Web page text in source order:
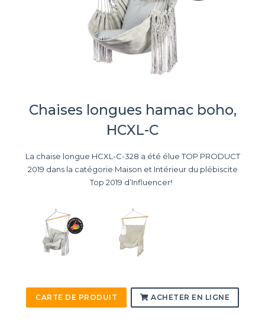
Chaises longues hamac boho,
HCXL-C
La chaise longue HCXL-C-328 a été élue TOP PRODUCT
2019 dans la catégorie Maison et Intérieur du plébiscite
Top 2019 d’Influencer!
CARTE DE PRODUIT ACHETER EN LIGNE